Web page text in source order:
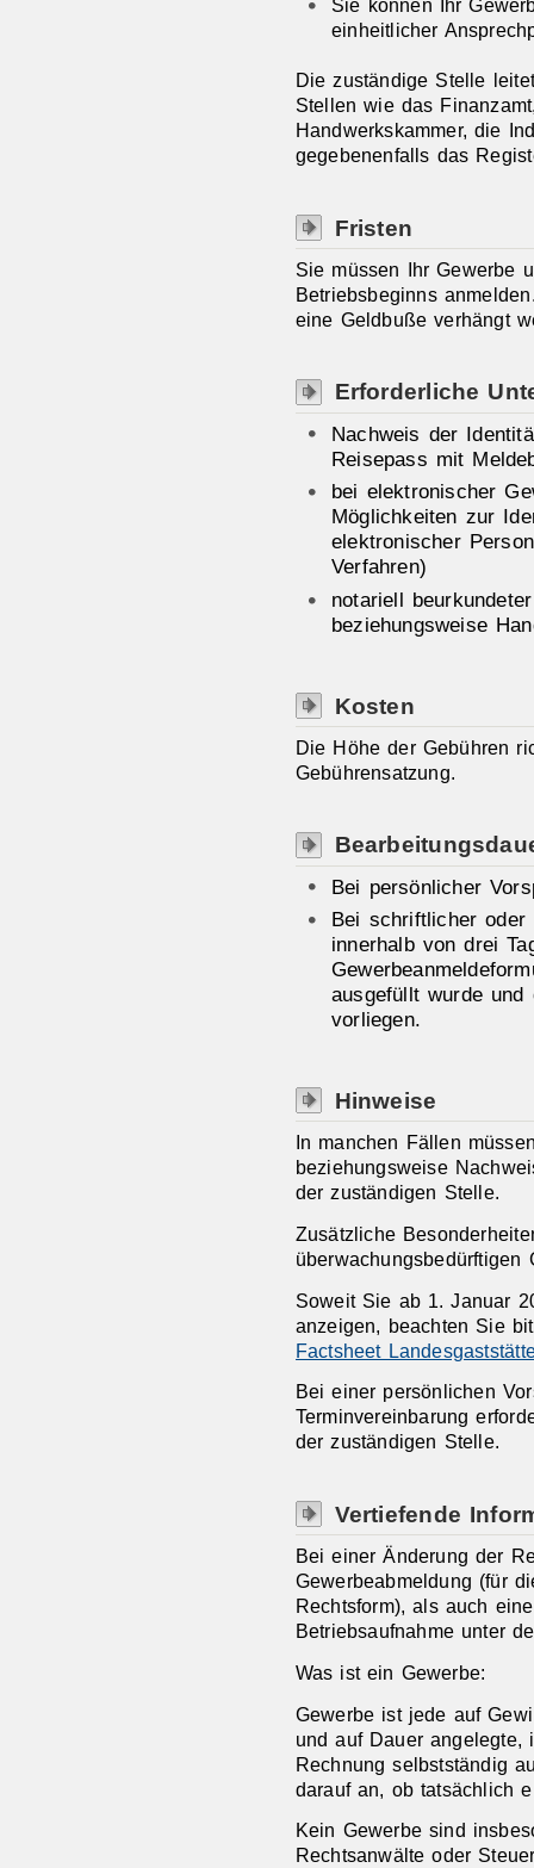
Sie können Ihr
einheitlicher
Die zuständige Stelle
Stellen wie das
Handwerkskammer, die
gegebenenfalls das
Fristen
Sie müssen Ihr Gewerbe
Betriebsbeginns
eine Geldbuße verhängt
Erforderliche
Nachweis der
Reisepass mit
bei elektronischer
Möglichkeiten zur
elektronischer
Verfahren)
notariell
beziehungsweise
Kosten
Die Höhe der Gebühren
Gebührensatzung.
Bei persönlicher
Bei schriftlicher oder
innerhalb von drei
ausgefüllt wurde und
vorliegen.
Hinweise
In manchen Fällen
beziehungsweise
der zuständigen Stelle.
Zusätzliche
überwachungsbedürftigen
Soweit Sie ab 1. Januar
anzeigen, beachten Sie
Factsheet
Bei einer persönlichen
Terminvereinbarung
der zuständigen Stelle.
Vertiefende
Bei einer Änderung der
Gewerbeabmeldung (für
Rechtsform), als auch
Betriebsaufnahme unter
Was ist ein Gewerbe:
Gewerbe ist jede auf
und auf Dauer angelegte,
Rechnung selbstständig
darauf an, ob tatsächlich
Kein Gewerbe sind
Rechtsanwälte oder